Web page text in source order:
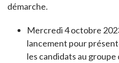
démarche.
Mercredi 4 octobre
lancement pour
les candidats au groupe